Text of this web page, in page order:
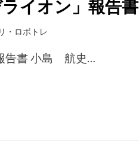
イオン」報告書
・ロボトレ
告書 小島 航史…